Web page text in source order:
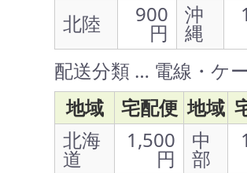
北陸
900
円
沖
縄
配送分類 … 電線・ケ
地域
宅配便 地域
北海
道
1,500
円
中
部